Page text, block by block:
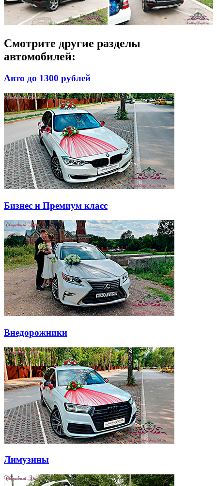
Смотрите другие разделы
автомобилей:
Авто до 1300 рублей
Бизнес и Премиум класс
Внедорожники
Лимузины